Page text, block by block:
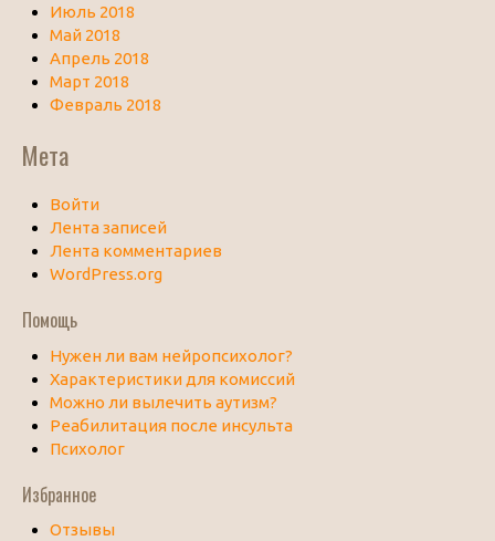
Июль 2018
Май 2018
Апрель 2018
Март 2018
Февраль 2018
Мета
Войти
Лента записей
Лента комментариев
WordPress.org
Помощь
Нужен ли вам нейропсихолог?
Характеристики для комиссий
Можно ли вылечить аутизм?
Реабилитация после инсульта
Психолог
Избранное
Отзывы